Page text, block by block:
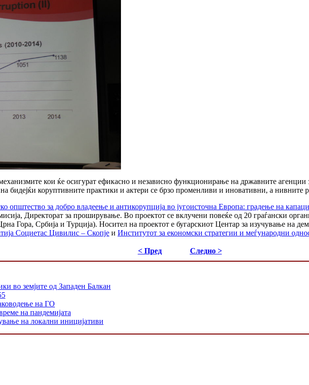
кои ќе осигурат ефикасно и независно функционирање на државните
бидејќи коруптивните практики и актери се брзо променливи и иновативни, а нивните
општество за добро владеење и антикорупција во југоисточна Европа: градење на
Директорат за проширување. Во проектот се вклучени повеќе од 20 граѓански
Гора, Србија и Турција). Носител на проектот е бугарскиот Центар за изучување на
Социетас Цивилис – Скопје и Институтот за економски стратегии и меѓународни
< Пред Следно >
во земјите од Западен Балкан
на ГО
на пандемијата
на локални иницијативи